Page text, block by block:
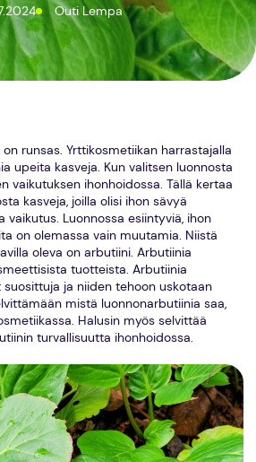
Outi Lempa
runsas. Yrttikosmetiikan harrastajalla
upeita kasveja. Kun valitsen luonnosta
vaikutuksen ihonhoidossa. Tällä kertaa
kasveja, joilla olisi ihon sävyä
vaikutus. Luonnossa esiintyviä, ihon
on olemassa vain muutamia. Niistä
oleva on arbutiini. Arbutiinia
tuotteista. Arbutiinia
ja niiden tehoon uskotaan
mistä luonnonarbutiinia saa,
Halusin myös selvittää
turvallisuutta ihonhoidossa.